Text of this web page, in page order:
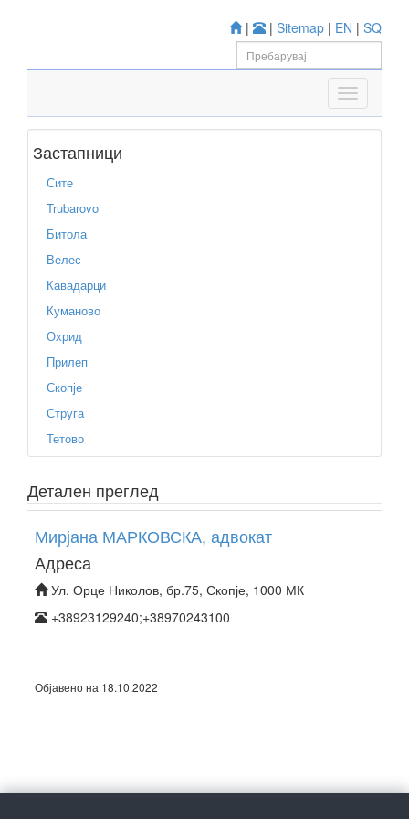
| | Sitemap | EN | SQ
Застапници
Сите
Trubarovo
Битола
Велес
Кавадарци
Куманово
Охрид
Прилеп
Скопје
Струга
Тетово
Детален преглед
Мирјана МАРКОВСКА, адвокат
Адреса
Ул. Орце Николов, бр.75, Скопје, 1000 МК
+38923129240;+38970243100
Објавено на 18.10.2022